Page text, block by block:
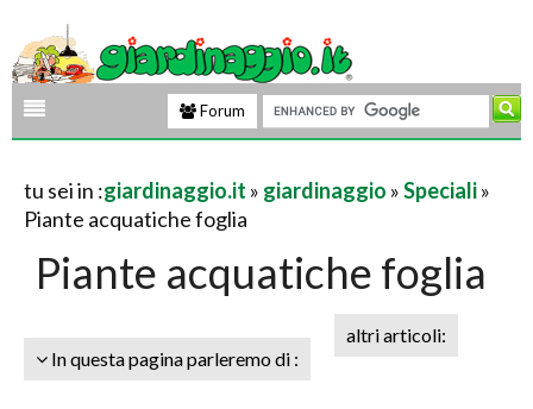
Forum
tu sei in :giardinaggio.it » giardinaggio »Speciali»
Piante acquatiche foglia
Piante acquatiche foglia
In questa pagina parleremo di :
altri articoli: